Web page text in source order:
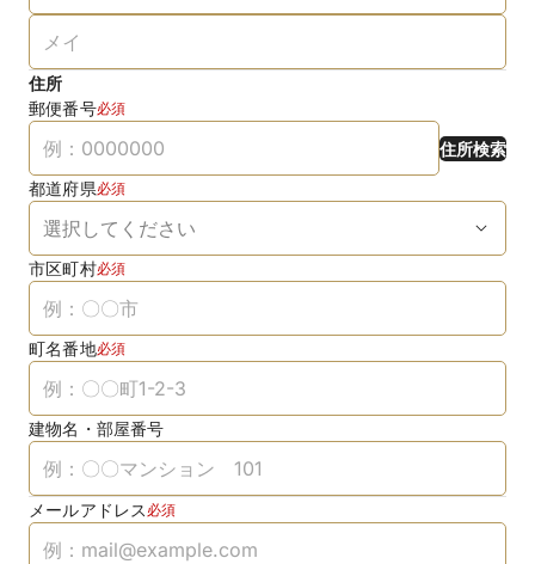
住所
郵便番号必須
住所検索
都道府県必須
市区町村必須
町名番地必須
建物名・部屋番号
メールアドレス 必須